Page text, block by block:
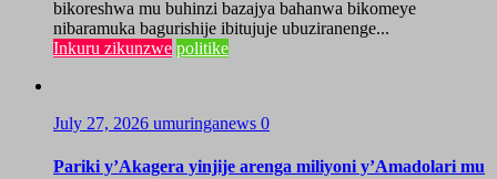
bikoreshwa mu buhinzi bazajya bahanwa bikomeye
nibaramuka bagurishije ibitujuje ubuziranenge...
Inkuru zikunzwe politike
July 27, 2026 umuringanews 0
Pariki y’Akagera yinjije arenga miliyoni y’Amadolari mu